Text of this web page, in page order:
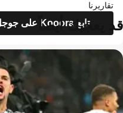
تقاريرنا
تابع Kooora على جوجل
قد يعجبك أيضاً